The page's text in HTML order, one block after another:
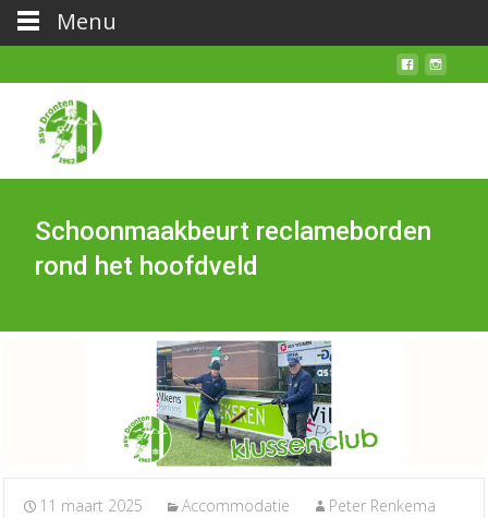
Schoonmaakbeurt reclameborden
rond het hoofdveld
11 maart 2025 Accommodatie Peter Renkema
Menu